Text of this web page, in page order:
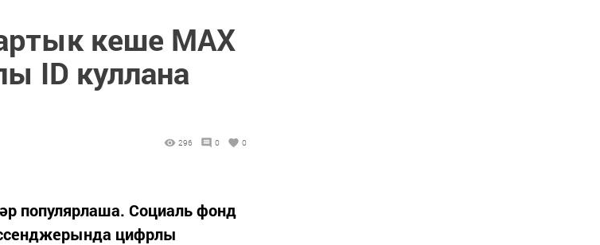
кеше MAX
ID куллана
296 0 0
популярлаша. Социаль фонд
цифрлы